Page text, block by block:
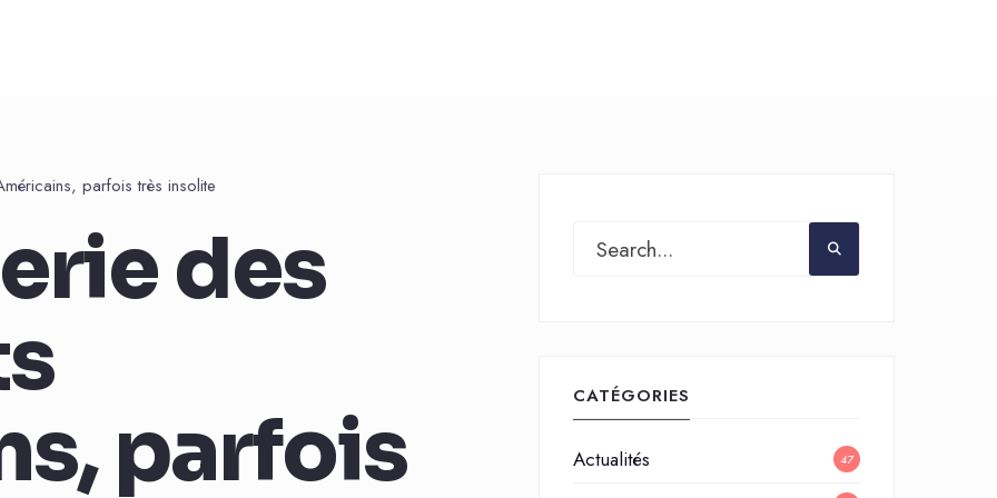
parfois très insolite
des
parfois
CATÉGORIES
Actualités 47